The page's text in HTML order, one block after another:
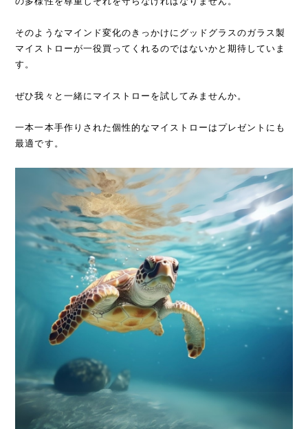
そのようなマインド変化のきっかけにグッドグラスのガラス製
マイストローが一役買ってくれるのではないかと期待していま
す。
ぜひ我々と一緒にマイストローを試してみませんか。
一本一本手作りされた個性的なマイストローはプレゼントにも
最適です。